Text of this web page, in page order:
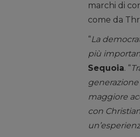
marchi di
come da
“La
più
Sequoia. “
maggiore
con